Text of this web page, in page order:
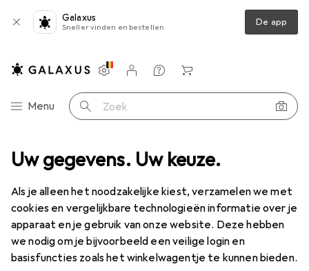
Uw gegevens. Uw keuze.
Als je alleen het noodzakelijke kiest, verzamelen we met
cookies en vergelijkbare technologieën informatie over je
apparaat en je gebruik van onze website. Deze hebben
we nodig om je bijvoorbeeld een veilige login en
basisfuncties zoals het winkelwagentje te kunnen bieden.
Galaxus
Sneller vinden en bestellen De app
Categorie navigatie
Menu Zoek op
Instellingen
Klantenaccount
Produktvergelijking
Verlanglijstje
Winkelmandje
verlenging, actief, met repeater, A-C, zwart, 15,0 m
ValueUSB 2.0 verlenging, actief, met
repeater, A-C, zwart, 15,0 m
15 m, USB 2.0